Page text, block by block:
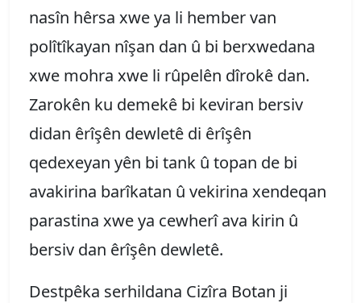
nasîn hêrsa xwe ya li hember van
polîtîkayan nîşan dan û bi berxwedana
xwe mohra xwe li rûpelên dîrokê dan.
Zarokên ku demekê bi keviran bersiv
didan êrîşên dewletê di êrîşên
qedexeyan yên bi tank û topan de bi
avakirina barîkatan û vekirina xendeqan
parastina xwe ya cewherî ava kirin û
bersiv dan êrîşên dewletê.
Destpêka serhildana Cizîra Botan ji